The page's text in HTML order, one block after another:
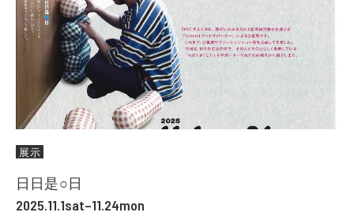
展示
日日是○日
2025.11.1sat–11.24mon